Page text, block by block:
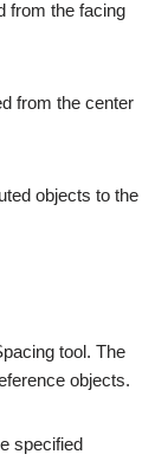
from the facing
from the center
objects to the
tool. The
objects.
specified